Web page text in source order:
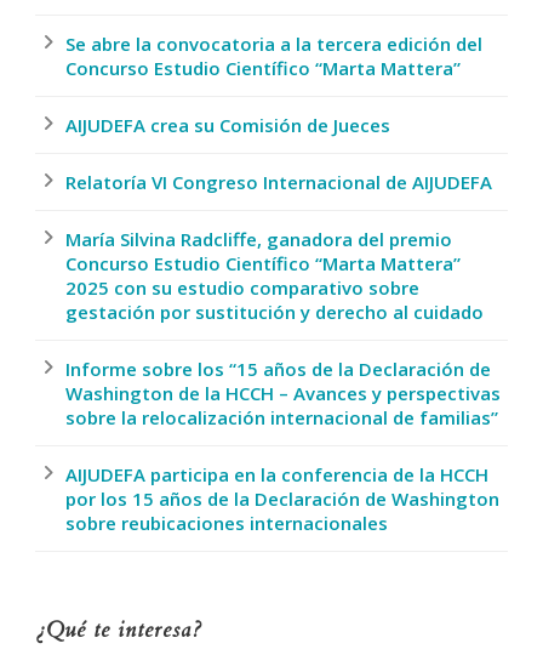
Se abre la convocatoria a la tercera edición del
Concurso Estudio Científico “Marta Mattera”
AIJUDEFA crea su Comisión de Jueces
Relatoría VI Congreso Internacional de AIJUDEFA
María Silvina Radcliffe, ganadora del premio
Concurso Estudio Científico “Marta Mattera”
2025 con su estudio comparativo sobre
gestación por sustitución y derecho al cuidado
Informe sobre los “15 años de la Declaración de
Washington de la HCCH – Avances y perspectivas
sobre la relocalización internacional de familias”
AIJUDEFA participa en la conferencia de la HCCH
por los 15 años de la Declaración de Washington
sobre reubicaciones internacionales
¿Qué te interesa?